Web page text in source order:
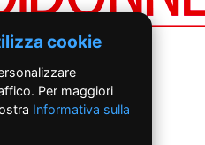
cookie
Per maggiori
Informativa sulla